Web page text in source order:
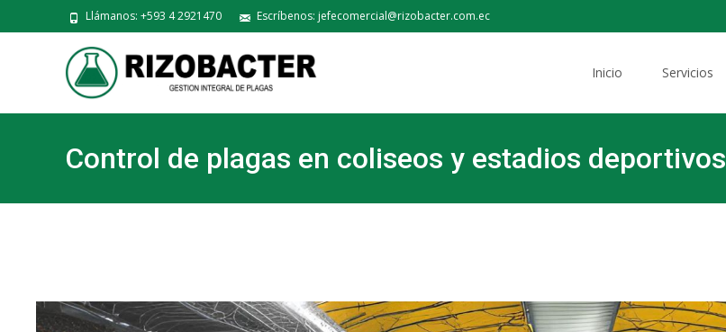
Llámanos: +593 4 2921470 Escríbenos: jefecomercial@rizobacter.com.ec
Inicio Servicios
Control de plagas en coliseos y estadios deportivos